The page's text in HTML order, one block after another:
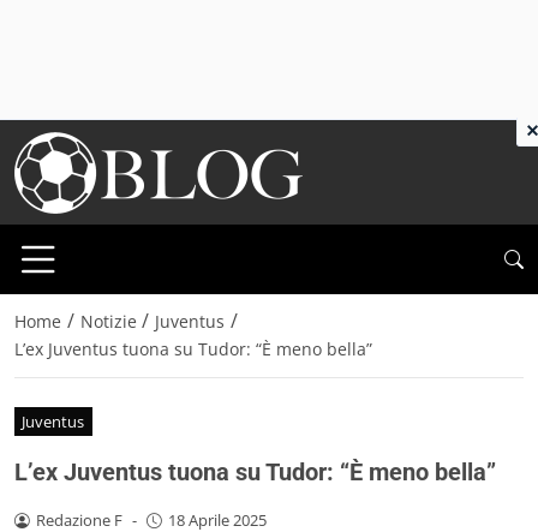
Home / Notizie / Juventus /
L’ex Juventus tuona su Tudor: “È meno bella”
Juventus
L’ex Juventus tuona su Tudor: “È meno bella”
Redazione F - 18 Aprile 2025
×